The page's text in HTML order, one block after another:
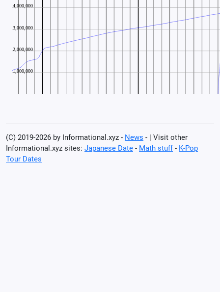
(C) 2019-2026 by Informational.xyz - News - | Visit other
Informational.xyz sites: Japanese Date - Math stuff- K-Pop
Tour Dates